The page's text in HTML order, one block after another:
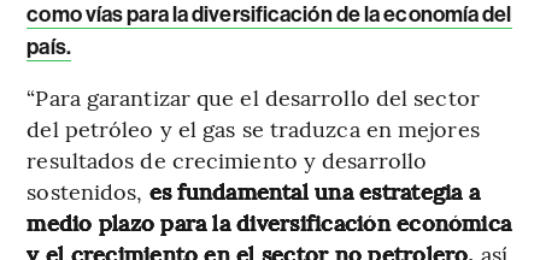
como vías para la diversificación de la economía del
país.
“Para garantizar que el desarrollo del sector
del petróleo y el gas se traduzca en mejores
resultados de crecimiento y desarrollo
sostenidos, es fundamental una estrategia a
medio plazo para la diversificación económica
y el crecimiento en el sector no petrolero, así